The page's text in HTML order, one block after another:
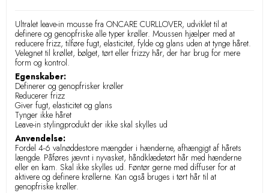
Ultralet leave-in mousse fra ONCARE CURLLOVER, udviklet til at
definere og genopfriske alle typer krøller. Moussen hjælper med at
reducere frizz, tilføre fugt, elasticitet, fylde og glans uden at tynge håret.
Velegnet til krøllet, bølget, tørt eller frizzy hår, der har brug for mere
form og kontrol.
Egenskaber:
Definerer og genopfrisker krøller
Reducerer frizz
Giver fugt, elasticitet og glans
Tynger ikke håret
Leave-in stylingprodukt der ikke skal skylles ud
Anvendelse:
Fordel 4-6 valnøddestore mængder i hænderne, afhængigt af hårets
længde. Påføres jævnt i nyvasket, håndklædetørt hår med hænderne
eller en kam. Skal ikke skylles ud. Føntør gerne med diffuser for at
aktivere og definere krøllerne. Kan også bruges i tørt hår til at
genopfriske krøller.